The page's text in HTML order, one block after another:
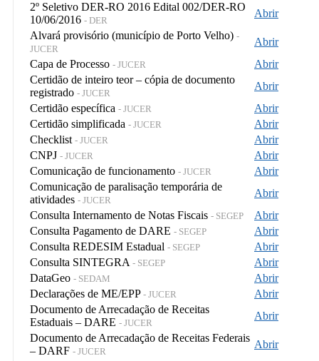
2º Seletivo DER-RO 2016 Edital 002/DER-RO
10/06/2016 - DER
Abrir
Alvará provisório (município de Porto Velho) -
JUCER
Abrir
Capa de Processo - JUCER
Abrir
Certidão de inteiro teor – cópia de documento
registrado - JUCER
Abrir
Certidão específica - JUCER
Abrir
Certidão simplificada - JUCER
Abrir
Checklist - JUCER
Abrir
CNPJ - JUCER
Abrir
Comunicação de funcionamento - JUCER
Abrir
Comunicação de paralisação temporária de
atividades - JUCER
Abrir
Consulta Internamento de Notas Fiscais - SEGEP
Abrir
Consulta Pagamento de DARE - SEGEP
Abrir
Consulta REDESIM Estadual - SEGEP
Abrir
Consulta SINTEGRA - SEGEP
Abrir
DataGeo - SEDAM
Abrir
Declarações de ME/EPP - JUCER
Abrir
Documento de Arrecadação de Receitas
Estaduais – DARE - JUCER
Abrir
Documento de Arrecadação de Receitas Federais
– DARF - JUCER
Abrir